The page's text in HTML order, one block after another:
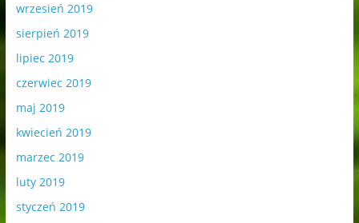
wrzesień 2019
sierpień 2019
lipiec 2019
czerwiec 2019
maj 2019
kwiecień 2019
marzec 2019
luty 2019
styczeń 2019